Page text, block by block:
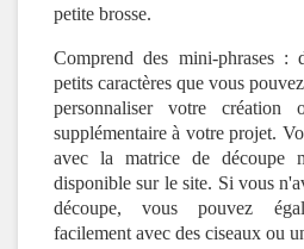
petite brosse.
Comprend des mini-phrases :
petits caractères que vous
personnaliser votre création
supplémentaire à votre projet.
avec la matrice de découpe
disponible sur le site. Si vous
découpe, vous pouvez
facilement avec des ciseaux ou